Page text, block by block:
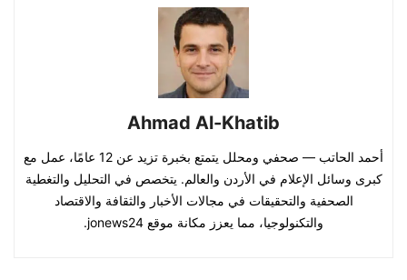
Ahmad Al-Khatib
أحمد الحاتب — صحفي ومحلل يتمتع بخبرة تزيد عن 12 عامًا، عمل مع
كبرى وسائل الإعلام في الأردن والعالم. يتخصص في التحليل والتغطية
الصحفية والتحقيقات في مجالات الأخبار والثقافة والاقتصاد
والتكنولوجيا، مما يعزز مكانة موقع jonews24.